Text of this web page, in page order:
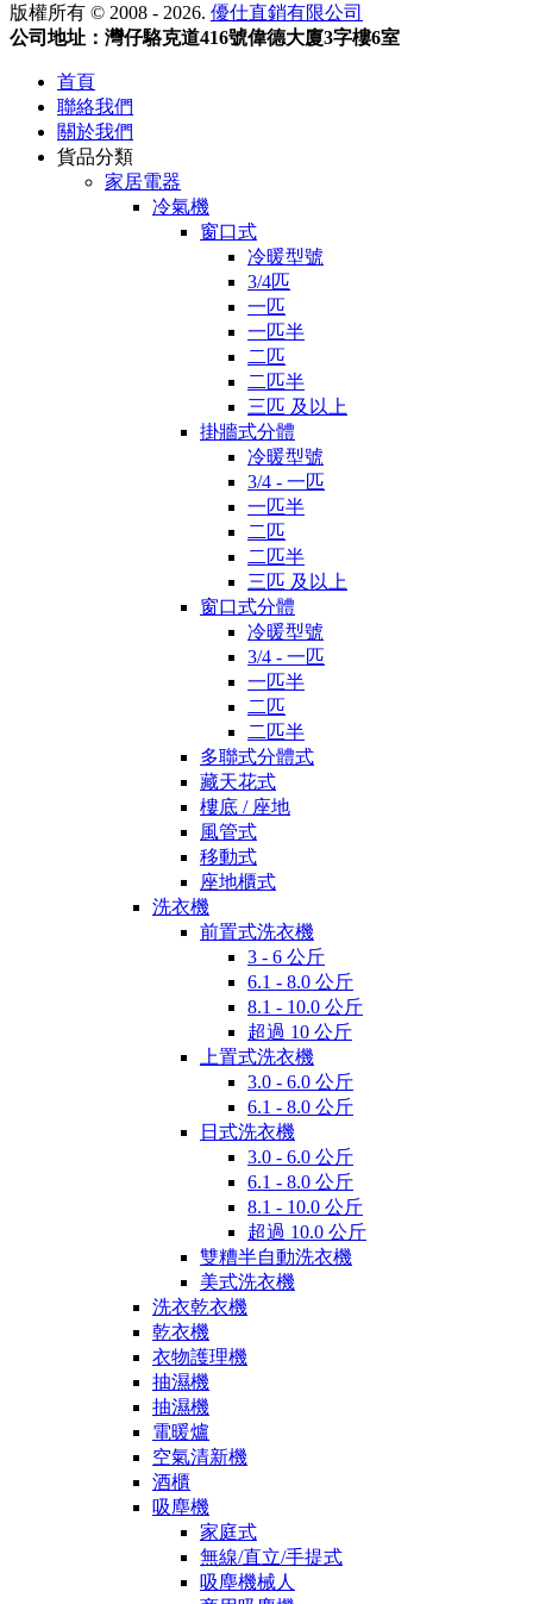
版權所有 © 2008 - 2026. 優仕直銷有限公司
公司地址：灣仔駱克道416號偉德大廈3字樓6室
首頁
聯絡我們
關於我們
貨品分類
家居電器
冷氣機
窗口式
冷暖型號
3/4匹
一匹
一匹半
二匹
二匹半
三匹 及以上
掛牆式分體
冷暖型號
3/4 - 一匹
一匹半
二匹
二匹半
三匹 及以上
窗口式分體
冷暖型號
3/4 - 一匹
一匹半
二匹
二匹半
多聯式分體式
藏天花式
樓底 / 座地
風管式
移動式
座地櫃式
洗衣機
前置式洗衣機
3 - 6 公斤
6.1 - 8.0 公斤
8.1 - 10.0 公斤
超過 10 公斤
上置式洗衣機
3.0 - 6.0 公斤
6.1 - 8.0 公斤
日式洗衣機
3.0 - 6.0 公斤
6.1 - 8.0 公斤
8.1 - 10.0 公斤
超過 10.0 公斤
雙糟半自動洗衣機
美式洗衣機
洗衣乾衣機
乾衣機
衣物護理機
抽濕機
抽濕機
電暖爐
空氣清新機
酒櫃
吸塵機
家庭式
無線/直立/手提式
吸塵機械人